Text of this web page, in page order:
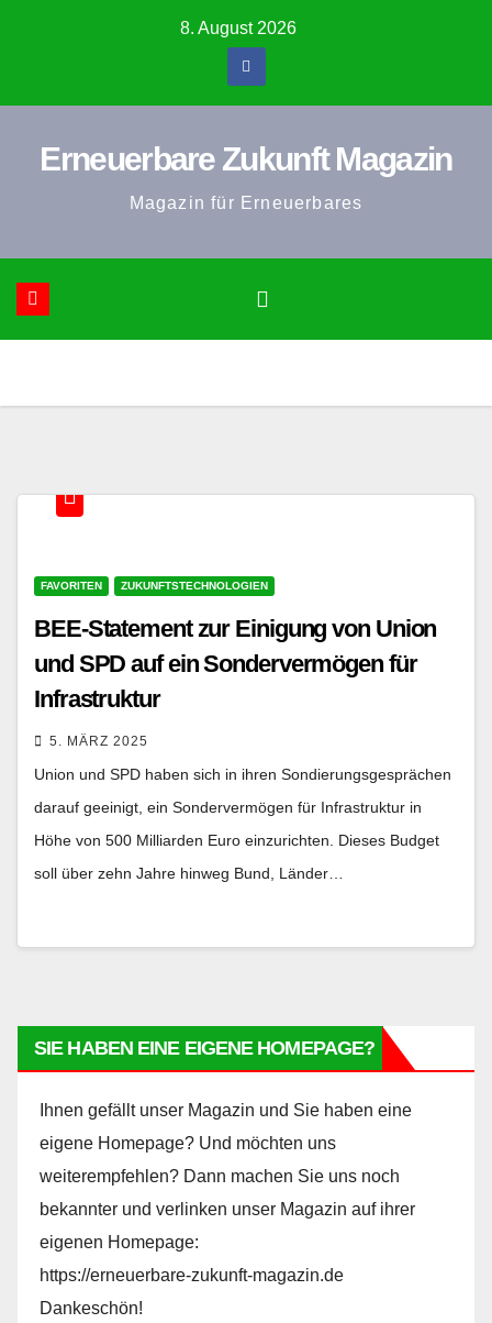
8. August 2026
Erneuerbare Zukunft Magazin
Magazin für Erneuerbares
FAVORITEN ZUKUNFTSTECHNOLOGIEN
BEE-Statement zur Einigung von Union
und SPD auf ein Sondervermögen für
Infrastruktur
5. MÄRZ 2025
Union und SPD haben sich in ihren Sondierungsgesprächen
darauf geeinigt, ein Sondervermögen für Infrastruktur in
Höhe von 500 Milliarden Euro einzurichten. Dieses Budget
soll über zehn Jahre hinweg Bund, Länder…
SIE HABEN EINE EIGENE HOMEPAGE?
Ihnen gefällt unser Magazin und Sie haben eine
eigene Homepage? Und möchten uns
weiterempfehlen? Dann machen Sie uns noch
bekannter und verlinken unser Magazin auf ihrer
eigenen Homepage:
https://erneuerbare-zukunft-magazin.de
Dankeschön!